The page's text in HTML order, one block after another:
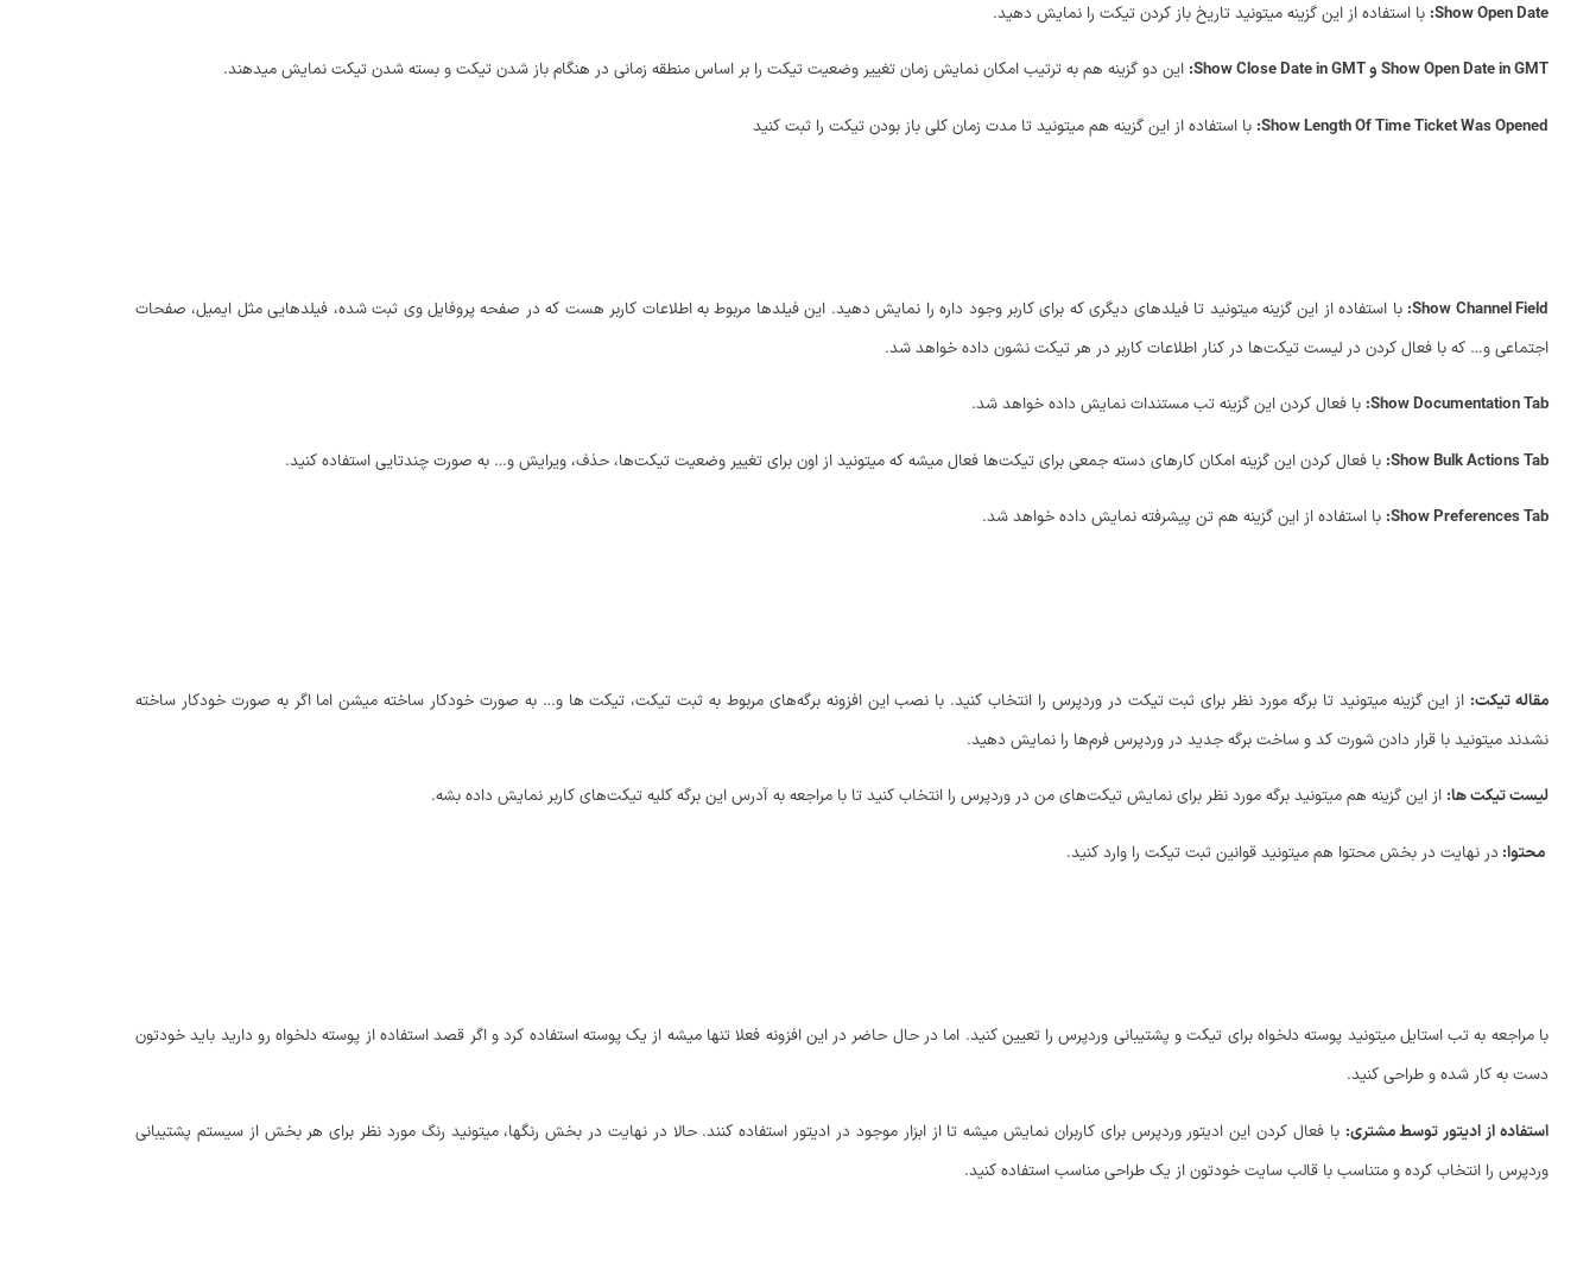
Show Open Date: با استفاده از این گزینه میتونید تاریخ باز کردن تیکت را نمایش دهید.
Show Open Date in GMT و Show Close Date in GMT: این دو گزینه هم به ترتیب امکان نمایش زمان تغییر وضعیت تیکت را بر اساس منطقه زمانی در هنگام باز شدن تیکت و بسته شدن تیکت نمایش میدهند.
Show Length Of Time Ticket Was Opened: با استفاده از این گزینه هم میتونید تا مدت زمان کلی باز بودن تیکت را ثبت کنید
Show Channel Field: با استفاده از این گزینه میتونید تا فیلدهای دیگری که برای کاربر وجود داره را نمایش دهید. این فیلدها مربوط به اطلاعات کاربر هست که در صفحه پروفایل وی ثبت شده، فیلدهایی مثل ایمیل، صفحات
اجتماعی و… که با فعال کردن در لیست تیکت‌ها در کنار اطلاعات کاربر در هر تیکت نشون داده خواهد شد.
Show Documentation Tab: با فعال کردن این گزینه تب مستندات نمایش داده خواهد شد.
Show Bulk Actions Tab: با فعال کردن این گزینه امکان کارهای دسته جمعی برای تیکت‌ها فعال میشه که میتونید از اون برای تغییر وضعیت تیکت‌ها، حذف، ویرایش و… به صورت چندتایی استفاده کنید.
Show Preferences Tab: با استفاده از این گزینه هم تن پیشرفته نمایش داده خواهد شد.
مقاله تیکت: از این گزینه میتونید تا برگه مورد نظر برای ثبت تیکت در وردپرس را انتخاب کنید. با نصب این افزونه برگه‌های مربوط به ثبت تیکت، تیکت ها و… به صورت خودکار ساخته میشن اما اگر به صورت خودکار ساخته
نشدند میتونید با قرار دادن شورت کد و ساخت برگه جدید در وردپرس فرم‌ها را نمایش دهید.
لیست تیکت ها: از این گزینه هم میتونید برگه مورد نظر برای نمایش تیکت‌های من در وردپرس را انتخاب کنید تا با مراجعه به آدرس این برگه کلیه تیکت‌های کاربر نمایش داده بشه.
محتوا: در نهایت در بخش محتوا هم میتونید قوانین ثبت تیکت را وارد کنید.
با مراجعه به تب استایل میتونید پوسته دلخواه برای تیکت و پشتیبانی وردپرس را تعیین کنید. اما در حال حاضر در این افزونه فعلا تنها میشه از یک پوسته استفاده کرد و اگر قصد استفاده از پوسته دلخواه رو دارید باید خودتون
دست به کار شده و طراحی کنید.
استفاده از ادیتور توسط مشتری:
با فعال کردن این ادیتور وردپرس برای کاربران نمایش میشه تا از ابزار موجود در ادیتور استفاده کنند. حالا در نهایت در بخش رنگ‎ها، میتونید رنگ مورد نظر برای هر بخش از سیستم پشتیبانی
وردپرس را انتخاب کرده و متناسب با قالب سایت خودتون از یک طراحی مناسب استفاده کنید.